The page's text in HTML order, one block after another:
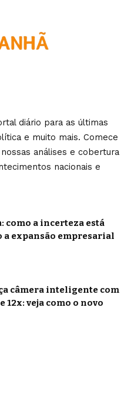
diário para as últimas
e muito mais. Comece
análises e cobertura
nacionais e
como a incerteza está
a expansão empresarial
câmera inteligente com
12x: veja como o novo